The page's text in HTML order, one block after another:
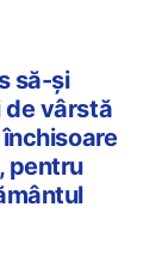
să-şi
de vârstă
pentru